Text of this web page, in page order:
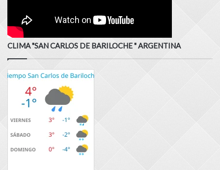
CLIMA "SAN CARLOS DE BARILOCHE " ARGENTINA